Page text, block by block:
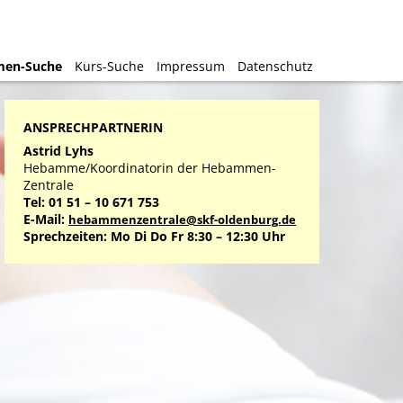
Suche Kurs-Suche Impressum Datenschutz
Suche Kurs-Suche Impressum Datenschutz
ANSPRECHPARTNERIN
Astrid Lyhs
Hebamme/Koordinatorin der Hebammen-
Zentrale
Tel: 01 51 – 10 671 753
E-Mail: hebammenzentrale@skf-oldenburg.de
Sprechzeiten: Mo Di Do Fr 8:30 – 12:30 Uhr